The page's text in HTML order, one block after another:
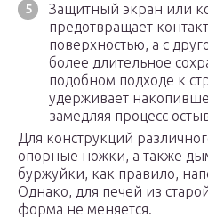
Защитный экран или
предотвращает
поверхностью, а с
более длительное
подобном подходе к
удерживает
замедляя процесс
Для конструкций
опорные ножки, а также
буржуйки, как правило,
Однако, для печей из
форма не меняется.